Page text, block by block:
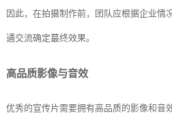
因此，在拍摄制作前，团队应根据企业情
通交流确定蕞终效果。
高品质影像与音效
优秀的宣传片需要拥有高品质的影像和音